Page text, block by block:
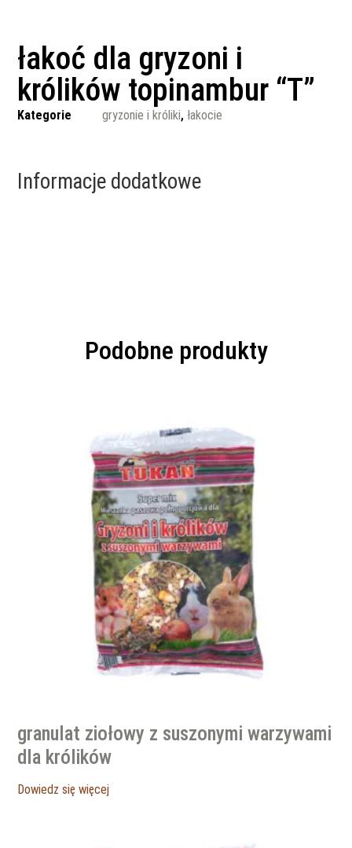
łakoć dla gryzoni i
królików topinambur “T”
Kategorie gryzonie i króliki, łakocie
Informacje dodatkowe
Podobne produkty
granulat ziołowy z suszonymi warzywami
dla królików
Dowiedz się więcej